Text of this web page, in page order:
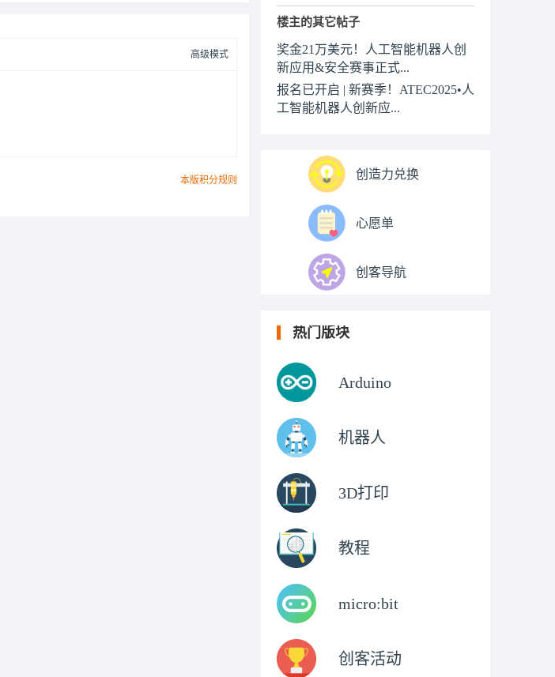
高级模式
本版积分规则
楼主的其它帖子
奖金21万美元！人工智能机器人创
新应用&安全赛事正式...
报名已开启 | 新赛季！ATEC2025•人
工智能机器人创新应...
创造力兑换
心愿单
创客导航
热门版块
Arduino
机器人
3D打印
教程
micro:bit
创客活动